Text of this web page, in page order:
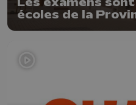
Les examens
écoles de la